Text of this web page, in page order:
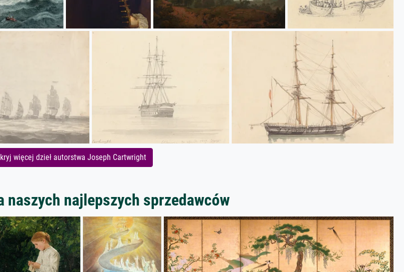
więcej dzieł autorstwa Joseph Cartwright
naszych najlepszych sprzedawców